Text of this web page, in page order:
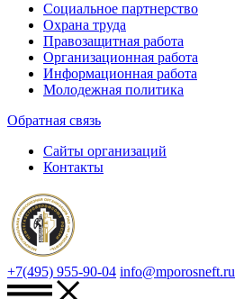
Социальное партнерство
Охрана труда
Правозащитная работа
Организационная работа
Информационная работа
Молодежная политика
Обратная связь
Сайты организаций
Контакты
+7(495) 955-90-04 info@mporosneft.ru